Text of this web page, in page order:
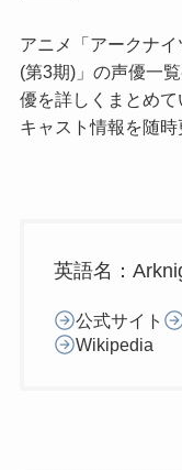
アニメ「アークナイ
(第3期)」の声優一
優を詳しくまとめ
キャスト情報を随時
英語名：
公式サイト
Wikipedia